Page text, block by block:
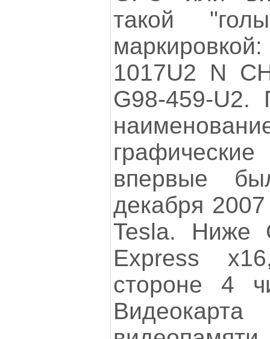
такой
1017U2 N
G98-459-U2.
впервые
декабря
Tesla. Ниже
Express
стороне 4